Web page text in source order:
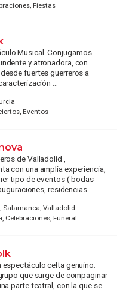
Fiestas
Musical. Conjugamos
y atronadora, con
fuertes guerreros a
...
Eventos
de Valladolid ,
con una amplia experiencia,
tipo de eventos ( bodas
residencias ...
Salamanca, Valladolid
Celebraciones, Funeral
espectáculo celta genuino.
que surge de compaginar
parte teatral, con la que se